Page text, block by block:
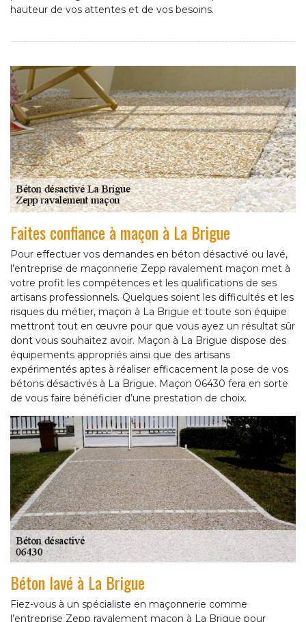
hauteur de vos attentes et de vos besoins.
Faites confiance à maçon à La Brigue
Pour effectuer vos demandes en béton désactivé ou lavé,
l’entreprise de maçonnerie Zepp ravalement maçon met à
votre profit les compétences et les qualifications de ses
artisans professionnels. Quelques soient les difficultés et les
risques du métier, maçon à La Brigue et toute son équipe
mettront tout en œuvre pour que vous ayez un résultat sûr
dont vous souhaitez avoir. Maçon à La Brigue dispose des
équipements appropriés ainsi que des artisans
expérimentés aptes à réaliser efficacement la pose de vos
bétons désactivés à La Brigue. Maçon 06430 fera en sorte
de vous faire bénéficier d’une prestation de choix.
Béton lavé à La Brigue
Fiez-vous à un spécialiste en maçonnerie comme
l’entreprise Zepp ravalement maçon à La Brigue pour